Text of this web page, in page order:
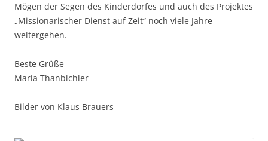
Mögen der Segen des Kinderdorfes und auch des Projektes
„Missionarischer Dienst auf Zeit“ noch viele Jahre
weitergehen.
Beste Grüße
Maria Thanbichler
Bilder von Klaus Brauers